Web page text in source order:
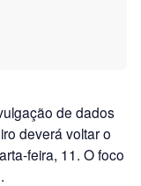
de dados
deverá voltar o
feira, 11. O foco
.